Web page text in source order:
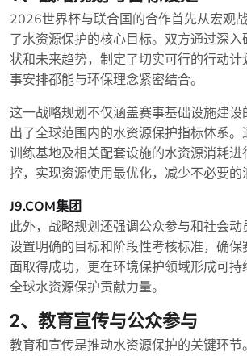
2026世界杯与联合国的合作首先从宏观
了水资源保护的核心目标。双方通过深
状和未来趋势，制定了切实可行的行动
事安排都能与环保理念紧密结合。
这一战略规划不仅涵盖赛事基础设施建
出了全球范围内的水资源保护指标体系。
训练基地及相关配套设施的水资源消耗
控，实现资源使用最优化，减少不必要的
J9.COM集团
此外，战略规划还强调公众参与和社会
设置明确的目标和阶段性考核标准，确保
面取得成功，更在环境保护领域形成可
全球水资源保护贡献力量。
2、教育宣传与公众参与
教育和宣传是推动水资源保护的关键环